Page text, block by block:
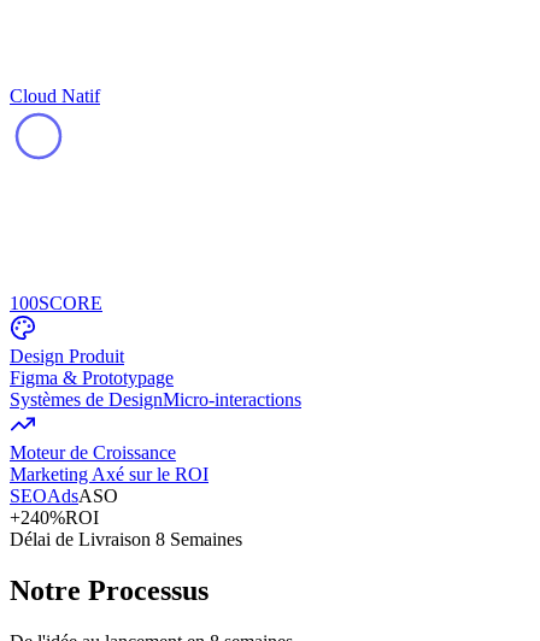
Cloud Natif
100SCORE
Design Produit
Figma & Prototypage
Systèmes de DesignMicro-interactions
Moteur de Croissance
Marketing Axé sur le ROI
SEOAdsASO
+240%ROI
Délai de Livraison 8 Semaines
Notre Processus